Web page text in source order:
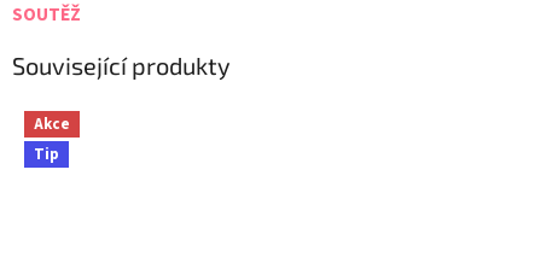
SOUTĚŽ
Související produkty
Akce
Tip